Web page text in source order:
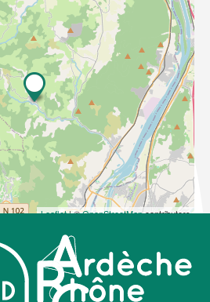
Leaflet| ©OpenStreetMapcontributors